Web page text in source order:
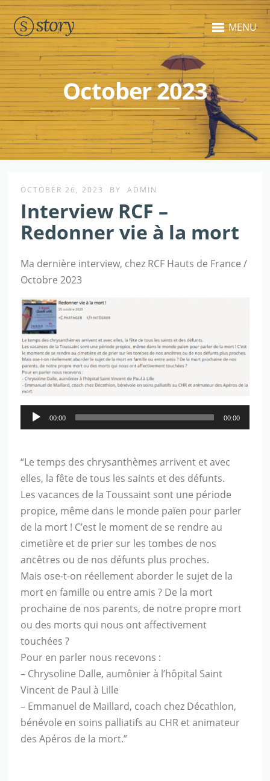
MENU
October 2023
OCTOBER 26, 2023 BY ADMIN
Interview RCF –
Redonner vie à la mort
Ma dernière interview, chez RCF Hauts de France /
Octobre 2023
Audio
Player
00:00 00:00
“Le temps des chrysanthèmes arrivent et avec
elles, la fête de tous les saints et des défunts.
Les vacances de la Toussaint sont une période
propice, même dans le monde païen pour parler
de la mort ! C’est le moment de se rendre au
cimetière et de prier sur les tombes de nos
ancêtres ou de nos défunts plus proches.
Mais ose-t-on réellement aborder le sujet de la
mort en famille ou entre amis ? De la mort
prochaine de nos parents, de notre propre mort
ou des morts qui nous ont affectivement
touchées ?
Pour en parler nous recevons :
– Chrysoline Dalle, aumônier à l’hôpital Saint
Vincent de Paul à Lille
– Emmanuel de Maillard, coach chez Décathlon,
bénévole en soins palliatifs au CHR et animateur
des Apéros de la mort.”